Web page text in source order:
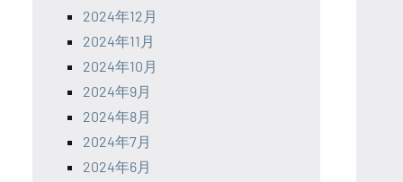
2024年12月
2024年11月
2024年10月
2024年9月
2024年8月
2024年7月
2024年6月